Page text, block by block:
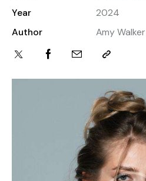
Year
2024
Author
Amy Walker